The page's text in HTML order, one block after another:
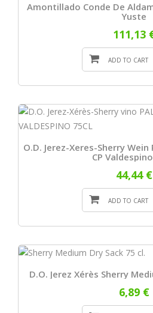
Amontillado Conde De
Yuste
111,13
ADD TO CART
O.D. Jerez-Xeres-Sherry Wein
CP
44,44 €
ADD TO CART
D.O. Jerez Xérès Sherry
6,89 €